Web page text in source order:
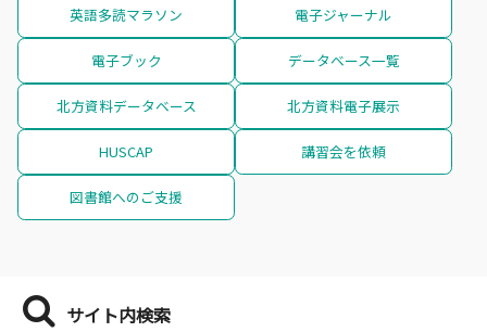
英語多読マラソン 電子ジャーナル
電子ブック データベース一覧
北方資料データベース 北方資料電子展示
HUSCAP 講習会を依頼
図書館へのご支援
サイト内検索